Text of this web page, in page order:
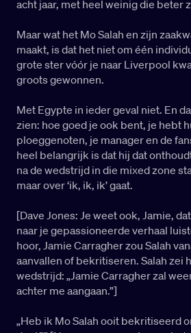
acht jaar, met heel weinig die beter
Maar wat het Mo Salah en zijn
maakt, is dat het niet om één
grote ster vóór je naar Liverpool
groots gewonnen.
Met Egypte in ieder geval niet. En
zien: hoe goed je ook bent, je hebt
ploeggenoten, je manager en de
heel belangrijk is dat hij dat
na de wedstrijd in die mixed zone
maar over ‘ik, ik, ik’ gaat.
[Dave Jones: Je weet ook, Jamie,
naar je gepassioneerde verhaal
hoor, Jamie Carragher zou Salah
aanvallen of bekritiseren. Salah zei
wedstrijd: „Jamie Carragher zal
achter me aangaan.”]
„Heb ik Mo Salah ooit bekritiseerd